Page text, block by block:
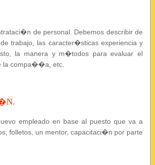
de personal. Debemos describir de
trabajo, las caracter�sticas experiencia y
la manera y m�todos para evaluar el
la compa��a, etc.
empleado en base al puesto que va a
folletos, un mentor, capacitaci�n por parte